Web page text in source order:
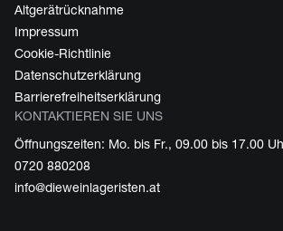
Altgerätrücknahme
Impressum
Cookie-Richtlinie
Datenschutzerklärung
Barrierefreiheitserklärung
KONTAKTIEREN SIE UNS
Öffnungszeiten: Mo. bis Fr., 09.00 bis 17.00
0720 880208
info@dieweinlageristen.at